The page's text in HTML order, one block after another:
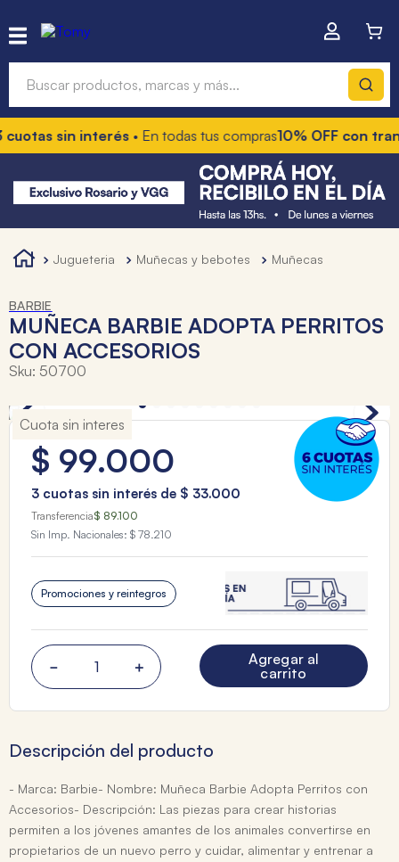
sin interés• En todas tus compras10% OFF con
jugueteria muñecas y bebotes muñecas
BARBIE
MUÑECA BARBIE ADOPTA PERRITOS
CON ACCESORIOS
Sku: 50700
Cuota sin interes
$ 99.000
3 cuotas sin interés de $ 33.000
Transferencia$ 89.100
Sin Imp. Nacionales: $ 78.210
Promociones y reintegros
＋
－
Agregar al
carrito
Descripción del producto
- Marca: Barbie- Nombre: Muñeca Barbie Adopta Perritos con
Accesorios- Descripción: Las piezas para crear historias
permiten a los jóvenes amantes de los animales convertirse en
propietarios de un nuevo perro y cuidar, alimentar y entrenar a
Términos más buscados
1.
hot wheels
3